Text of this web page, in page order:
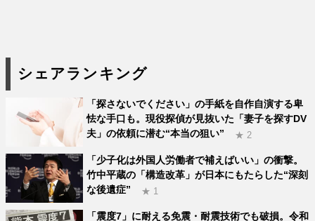
シェアランキング
「探さないでください」の手紙を自作自演する卑
怯な手口も。現役探偵が見抜いた「妻子を探すDV
夫」の依頼に潜む“本当の狙い”
★ 2
「少子化は外国人労働者で補えばいい」の衝撃。
竹中平蔵の「構造改革」が日本にもたらした“深刻
な後遺症”
★ 1
「震度7」に耐える免震・耐震技術でも破損。令和